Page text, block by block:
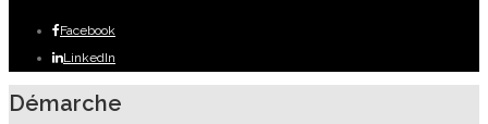
Facebook
LinkedIn
Démarche